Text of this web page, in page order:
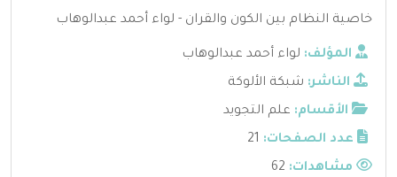
خاصية النظام بين الكون والقران - لواء أحمد عبدالوهاب
المؤلف: لواء أحمد عبدالوهاب
الناشر: شبكة الألوكة
الأقسام: علم التجويد
عدد الصفحات: 21
مشاهدات: